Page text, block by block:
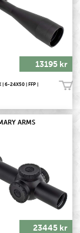
13195 kr
| 6-24X50 | FFP |
Köp!
ARMS
23445 kr